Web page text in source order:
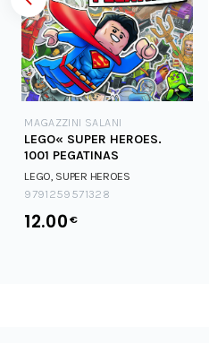
MAGAZZINI SALANI
LEGO« SUPER HEROES.
1001 PEGATINAS
LEGO, SUPER HEROES
9791259571328
12.00€